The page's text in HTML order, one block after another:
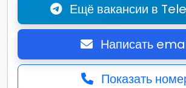
Ещё вакансии в
Написать
Показать